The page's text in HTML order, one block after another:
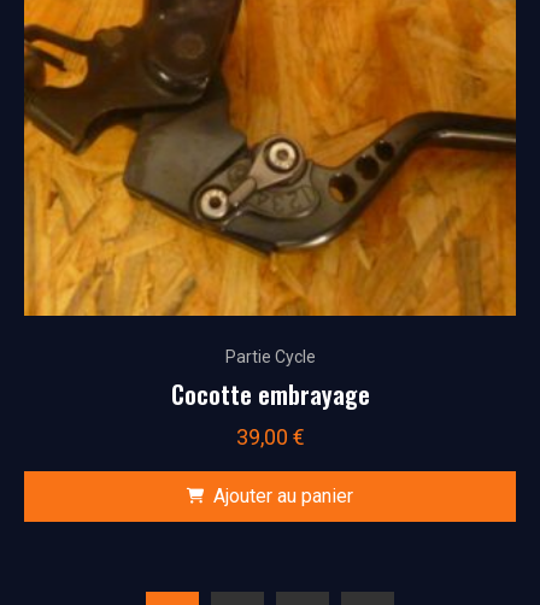
Partie Cycle
Cocotte embrayage
39,00 €
Ajouter au panier